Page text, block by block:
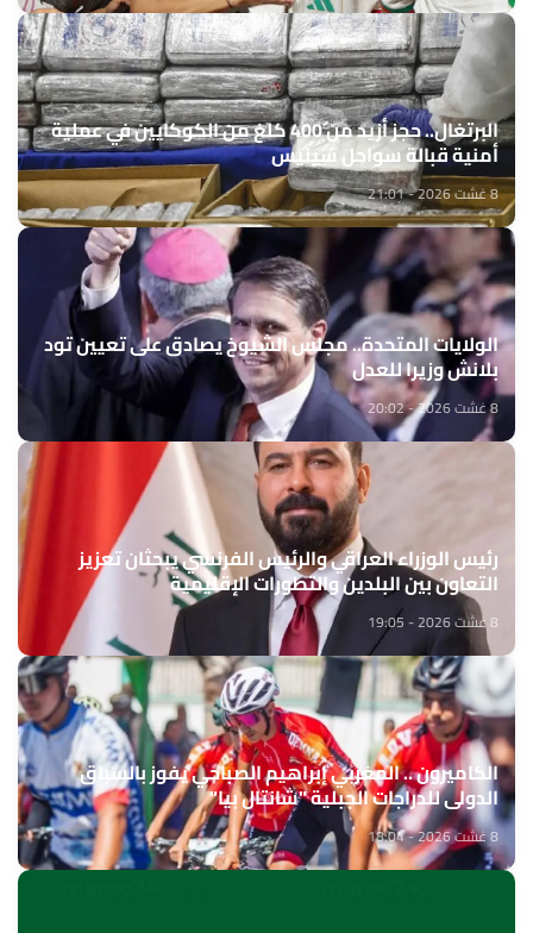
البرتغال.. حجز أزيد من 400 كلغ من الكوكايين في عملية
أمنية قبالة سواحل سينيس
8 غشت 2026 - 21:01
الولايات المتحدة.. مجلس الشيوخ يصادق على تعيين تود
بلانش وزيرا للعدل
8 غشت 2026 - 20:02
رئيس الوزراء العراقي والرئيس الفرنسي يبحثان تعزيز
التعاون بين البلدين والتطورات الإقليمية
8 غشت 2026 - 19:05
الكاميرون .. المغربي إبراهيم الصباحي يفوز بالسباق
الدولي للدراجات الجبلية "شانتال بيا"
8 غشت 2026 - 18:04